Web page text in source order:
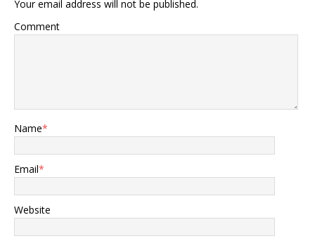
Your email address will not be published.
Comment
Name*
Email*
Website